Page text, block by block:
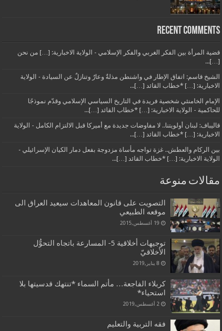
Recent Comments
قضية المرأة بين الفكر الغربي والفكر الإسلامي - الولاية الاخبارية: […] من نحن
[…]...
الشيخ قاسم: اتفاق الإطار في واشنطن مذلةٌ وعارٌ وتنازلٌ عن السيادة - الولاية
الاخبارية: […] *خطاب القائد […]...
الإمام الخامنئي شخصية فريدة في التاريخ السياسي الإسلامي وقدّم نموذجًا
للحاكمية - الولاية الاخبارية: […] *خطاب القائد […]...
قاليباف: لبنان أولويتنا.. لا مفاوضات جديدة مع أميركا قبل الالتزام الكامل - الولاية
الاخبارية: […] *خطاب القائد […]...
بين الركام والعطش.. غزة تواجه مأساة مزدوجة بفعل دمار الكيان الإسرائيلي -
الولاية الاخبارية: […] *خطاب القائد […]...
مقالات منوعة
التصويت على قانون المعاهدات سيعيد العراق الى
موقعه الطبيعي
19 أغسطس,2015
توجيهات أخلاقية 5- المسارعة باتجاه التحوُّل
الأخلاقيّ
8 يناير,2019
كربلاء الفاجعة… مأتم السماء *تنتهك قدسيتها بلا
استحياء*
2 أغسطس,2019
فقه التربية والتعليم